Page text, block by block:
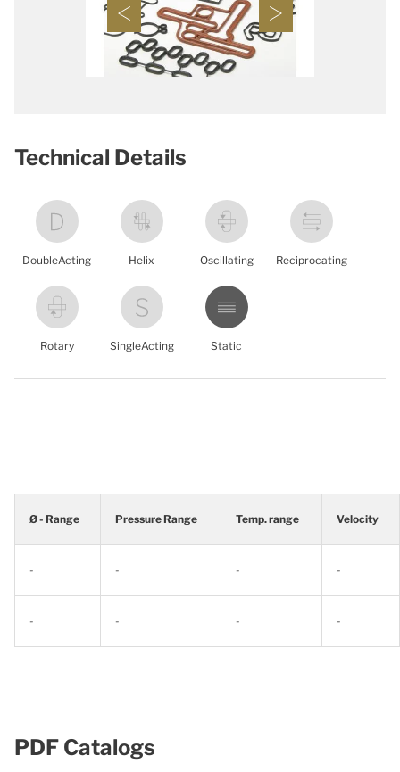
Technical Details
DoubleActing Helix Oscillating Reciprocating
Rotary SingleActing Static
Ø - Range Pressure Range Temp. range Velocity
- - - -
- - - -
PDF Catalogs